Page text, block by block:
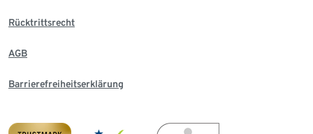
Rücktrittsrecht
AGB
Barrierefreiheitserklärung